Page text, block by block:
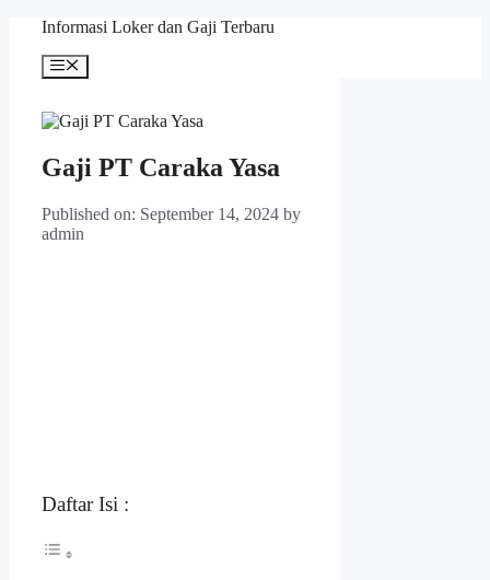
content
Informasi Loker dan Gaji Terbaru
Menu
Gaji PT Caraka Yasa
Published on: September 14, 2024 by
admin
Daftar Isi :